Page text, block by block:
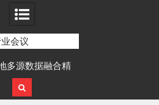
会议
多源数据融合精
建研究